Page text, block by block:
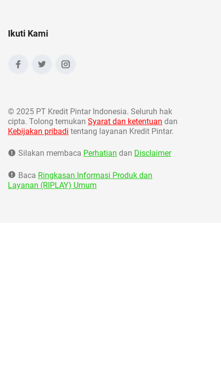
Ikuti Kami
© 2025 PT Kredit Pintar Indonesia. Seluruh hak
cipta. Tolong temukan Syarat dan ketentuan dan
Kebijakan pribadi tentang layanan Kredit Pintar.
Silakan membaca Perhatian dan Disclaimer
Baca Ringkasan Informasi Produk dan
Layanan (RIPLAY) Umum